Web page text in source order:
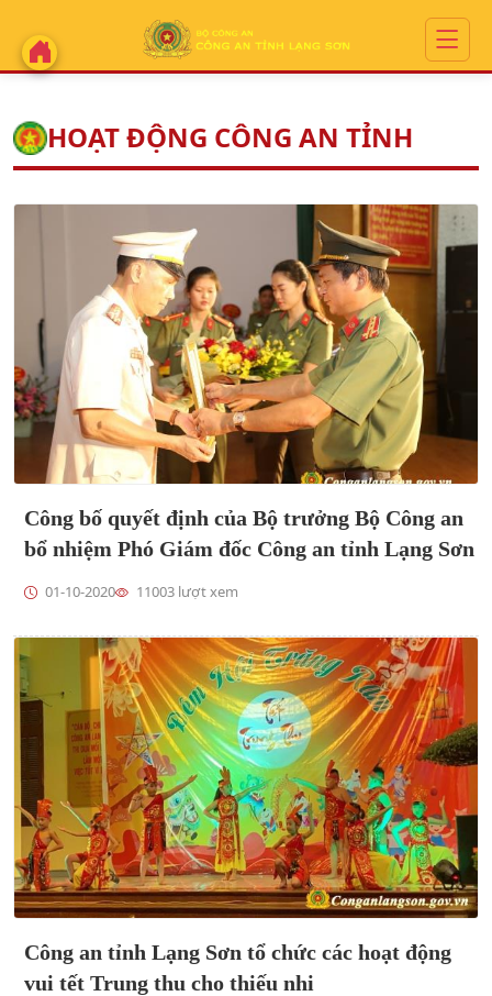
HOẠT ĐỘNG CÔNG AN TỈNH
Công bố quyết định của Bộ trưởng Bộ Công an
bổ nhiệm Phó Giám đốc Công an tỉnh Lạng Sơn
01-10-2020 11003 lượt xem
Công an tỉnh Lạng Sơn tổ chức các hoạt động
vui tết Trung thu cho thiếu nhi